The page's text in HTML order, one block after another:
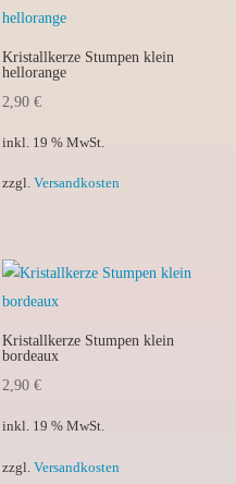
Kristallkerze Stumpen klein
hellorange
2,90 €
inkl. 19 % MwSt.
zzgl. Versandkosten
Kristallkerze Stumpen klein
bordeaux
2,90 €
inkl. 19 % MwSt.
zzgl. Versandkosten